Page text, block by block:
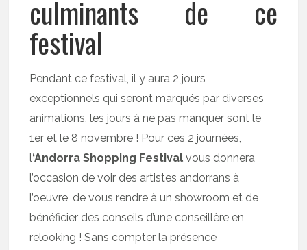
culminants de ce
festival
Pendant ce festival, il y aura 2 jours
exceptionnels qui seront marqués par diverses
animations, les jours à ne pas manquer sont le
1er et le 8 novembre ! Pour ces 2 journées,
l‘Andorra Shopping Festival vous donnera
l’occasion de voir des artistes andorrans à
l’oeuvre, de vous rendre à un showroom et de
bénéficier des conseils d’une conseillère en
relooking ! Sans compter la présence